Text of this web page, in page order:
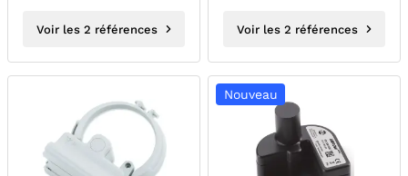
Voir les 2 références Voir les 2 références
Nouveau